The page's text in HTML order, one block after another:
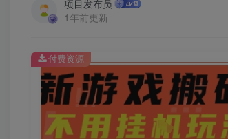
项目发布员
1年前更新
付费资源